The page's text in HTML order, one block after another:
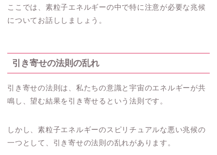
ここでは、素粒子エネルギーの中で特に注意が必要な兆候
についてお話ししましょう。
引き寄せの法則の乱れ
引き寄せの法則は、私たちの意識と宇宙のエネルギーが共
鳴し、望む結果を引き寄せるという法則です。
しかし、素粒子エネルギーのスピリチュアルな悪い兆候の
一つとして、引き寄せの法則の乱れがあります。